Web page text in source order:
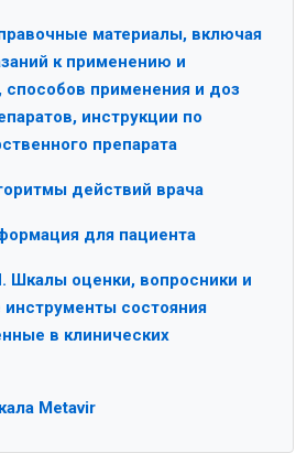
материалы, включая
к применению и
способов применения и доз
инструкции по
препарата
действий врача
для пациента
Шкалы оценки, вопросники и
состояния
в клинических
Metavir